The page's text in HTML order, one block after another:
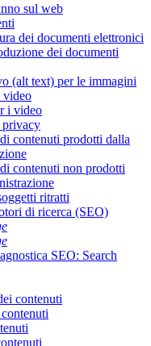
sul web
dei documenti elettronici
dei documenti
(alt text) per le immagini
video
i video
privacy
contenuti prodotti dalla
contenuti non prodotti
ritratti
di ricerca (SEO)
SEO: Search
contenuti